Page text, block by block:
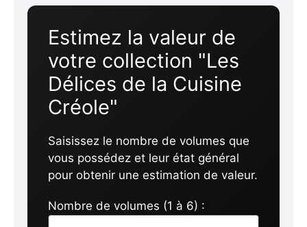
Estimez la valeur de
votre collection "Les
Délices de la Cuisine
Créole"
Saisissez le nombre de volumes que
vous possédez et leur état général
pour obtenir une estimation de valeur.
Nombre de volumes (1 à 6) :